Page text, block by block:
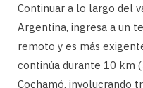
Continuar a lo largo del
Argentina, ingresa a un
remoto y es más
continúa durante 10 km
Cochamó, involucrando